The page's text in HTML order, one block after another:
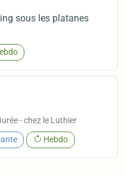
sous les platanes
- chez le Luthier
Hebdo